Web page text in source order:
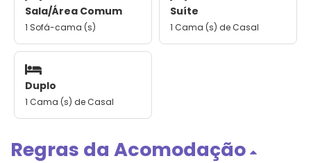
Sala/Área Comum
1 Sofá-cama (s)
Suíte
1 Cama (s) de Casal
Duplo
1 Cama (s) de Casal
Regras da Acomodação